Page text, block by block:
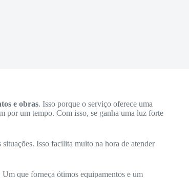
e obras. Isso porque o serviço oferece uma
por um tempo. Com isso, se ganha uma luz forte
Isso facilita muito na hora de atender
que forneça ótimos equipamentos e um